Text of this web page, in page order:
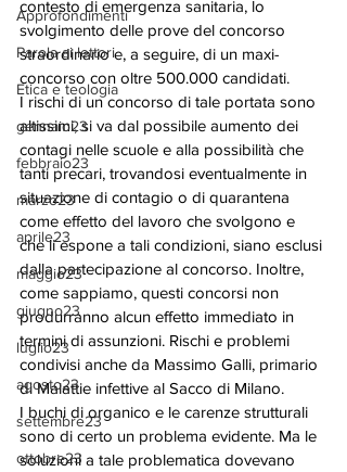
Approfondimenti
Parola ai lettori
Etica e teologia
gennaio23
febbraio23
marzo23
aprile23
maggio23
giugno23
luglio23
agosto23
settembre23
ottobre23
contesto di emergenza sanitaria, lo
svolgimento delle prove del concorso
straordinario e, a seguire, di un maxi-
concorso con oltre 500.000 candidati.
I rischi di un concorso di tale portata sono
altissimi, si va dal possibile aumento dei
contagi nelle scuole e alla possibilità che
tanti precari, trovandosi eventualmente in
situazione di contagio o di quarantena
come effetto del lavoro che svolgono e
che li espone a tali condizioni, siano esclusi
dalla partecipazione al concorso. Inoltre,
come sappiamo, questi concorsi non
produrranno alcun effetto immediato in
termini di assunzioni. Rischi e problemi
condivisi anche da Massimo Galli, primario
di Malattie infettive al Sacco di Milano.
I buchi di organico e le carenze strutturali
sono di certo un problema evidente. Ma le
soluzioni a tale problematica dovevano